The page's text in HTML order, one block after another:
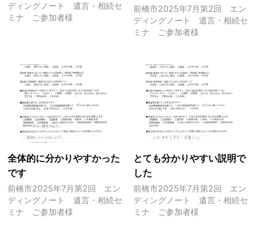
ディングノート 遺言・相続セ
ミナ ご参加者様
前橋市2025年7月第2回 エン
ディングノート 遺言・相続セ
ミナ ご参加者様
全体的に分かりやすかった
です
前橋市2025年7月第2回 エン
ディングノート 遺言・相続セ
ミナ ご参加者様
とても分かりやすい説明で
した
前橋市2025年7月第2回 エン
ディングノート 遺言・相続セ
ミナ ご参加者様